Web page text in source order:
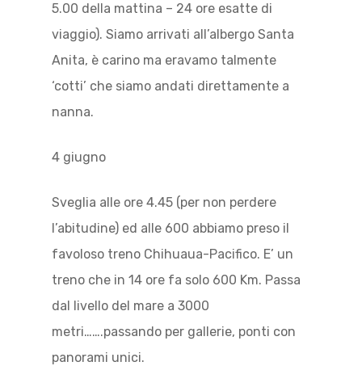
5.00 della mattina – 24 ore esatte di
viaggio). Siamo arrivati all’albergo Santa
Anita, è carino ma eravamo talmente
‘cotti’ che siamo andati direttamente a
nanna.
4 giugno
Sveglia alle ore 4.45 (per non perdere
l’abitudine) ed alle 600 abbiamo preso il
favoloso treno Chihuaua-Pacifico. E’ un
treno che in 14 ore fa solo 600 Km. Passa
dal livello del mare a 3000
metri…….passando per gallerie, ponti con
panorami unici.